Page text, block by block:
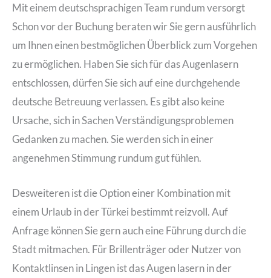
Mit einem deutschsprachigen Team rundum versorgt
Schon vor der Buchung beraten wir Sie gern ausführlich
um Ihnen einen bestmöglichen Überblick zum Vorgehen
zu ermöglichen. Haben Sie sich für das Augenlasern
entschlossen, dürfen Sie sich auf eine durchgehende
deutsche Betreuung verlassen. Es gibt also keine
Ursache, sich in Sachen Verständigungsproblemen
Gedanken zu machen. Sie werden sich in einer
angenehmen Stimmung rundum gut fühlen.
Desweiteren ist die Option einer Kombination mit
einem Urlaub in der Türkei bestimmt reizvoll. Auf
Anfrage können Sie gern auch eine Führung durch die
Stadt mitmachen. Für Brillenträger oder Nutzer von
Kontaktlinsen in Lingen ist das Augen lasern in der